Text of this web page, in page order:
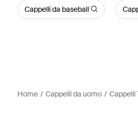
Cappelli da baseball
Home Cappelli da uomo Cappelli